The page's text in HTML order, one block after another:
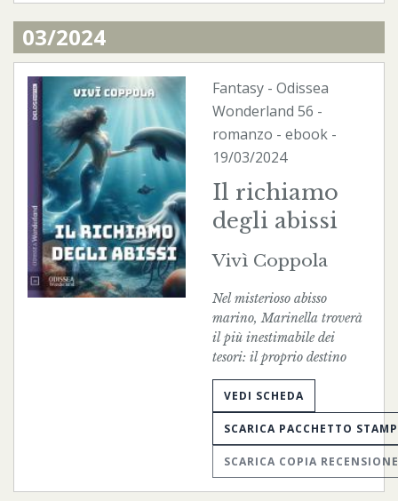
03/2024
Fantasy - Odissea
Wonderland 56 -
romanzo - ebook -
19/03/2024
Il richiamo
degli abissi
Vivì Coppola
Nel misterioso abisso
marino, Marinella troverà
il più inestimabile dei
tesori: il proprio destino
VEDI SCHEDA
SCARICA PACCHETTO
SCARICA COPIA RECENSIONE